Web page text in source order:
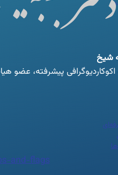
شیخ
پیشرفته، عضو
and-flags